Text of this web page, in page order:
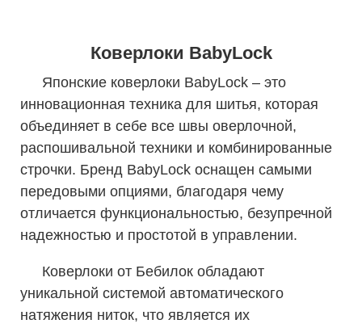
Коверлоки BabyLock
Японские коверлоки BabyLock – это
инновационная техника для шитья, которая
объединяет в себе все швы оверлочной,
распошивальной техники и комбинированные
строчки. Бренд BabyLock оснащен самыми
передовыми опциями, благодаря чему
отличается функциональностью, безупречной
надежностью и простотой в управлении.
Коверлоки от Бебилок обладают
уникальной системой автоматического
натяжения ниток, что является их